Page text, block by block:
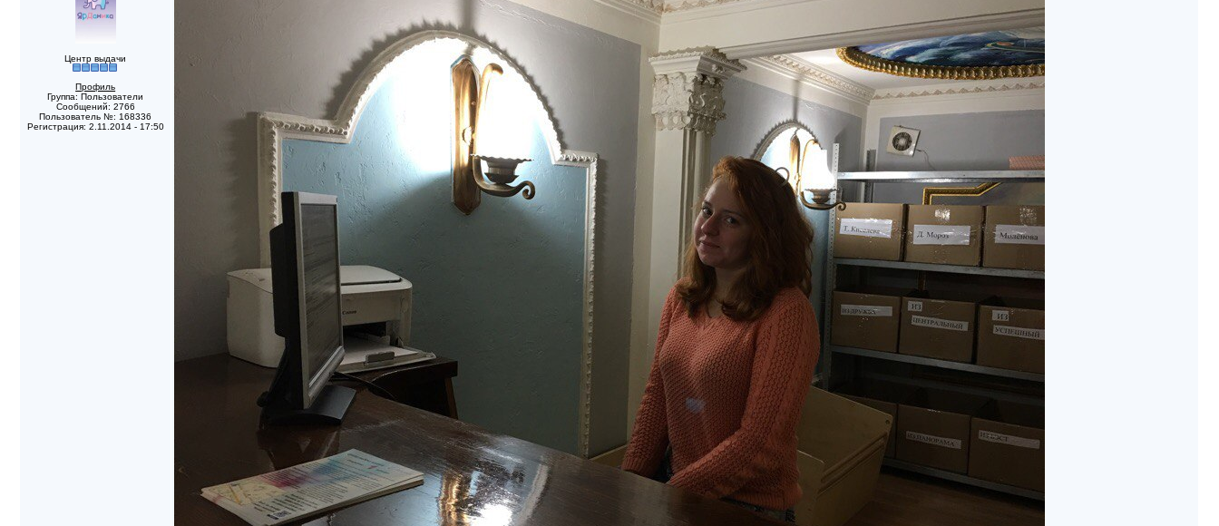
Центр выдачи
Профиль
Группа: Пользователи
Сообщений: 2766
Пользователь №: 168336
Регистрация: 2.11.2014 - 17:50